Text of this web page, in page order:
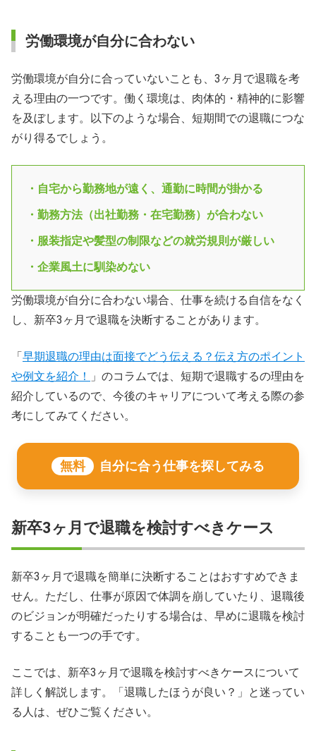
労働環境が自分に合わない
労働環境が自分に合っていないことも、3ヶ月で退職を考
える理由の一つです。働く環境は、肉体的・精神的に影響
を及ぼします。以下のような場合、短期間での退職につな
がり得るでしょう。
・自宅から勤務地が遠く、通勤に時間が掛かる
・勤務方法（出社勤務・在宅勤務）が合わない
・服装指定や髪型の制限などの就労規則が厳しい
・企業風土に馴染めない
労働環境が自分に合わない場合、仕事を続ける自信をなく
し、新卒3ヶ月で退職を決断することがあります。
「早期退職の理由は面接でどう伝える？伝え方のポイント
や例文を紹介！
」のコラムでは、短期で退職するの理由を
紹介しているので、今後のキャリアについて考える際の参
考にしてみてください。
無料 自分に合う仕事を探してみる
新卒3ヶ月で退職を検討すべきケース
新卒3ヶ月で退職を簡単に決断することはおすすめできま
せん。ただし、仕事が原因で体調を崩していたり、退職後
のビジョンが明確だったりする場合は、早めに退職を検討
することも一つの手です。
ここでは、新卒3ヶ月で退職を検討すべきケースについて
詳しく解説します。「退職したほうが良い？」と迷ってい
る人は、ぜひご覧ください。